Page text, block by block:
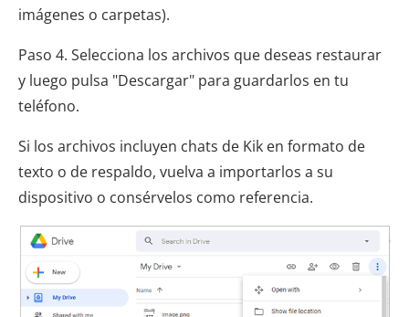
imágenes o carpetas).
Paso 4. Selecciona los archivos que deseas restaurar
y luego pulsa "Descargar" para guardarlos en tu
teléfono.
Si los archivos incluyen chats de Kik en formato de
texto o de respaldo, vuelva a importarlos a su
dispositivo o consérvelos como referencia.